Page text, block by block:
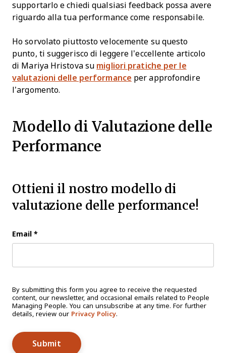
supportarlo e chiedi qualsiasi feedback possa avere
riguardo alla tua performance come responsabile.
Ho sorvolato piuttosto velocemente su questo
punto, ti suggerisco di leggere l’eccellente articolo
di Mariya Hristova su migliori pratiche per le
valutazioni delle performance per approfondire
l’argomento.
Modello di Valutazione delle
Performance
Ottieni il nostro modello di
valutazione delle performance!
Email *
By submitting this form you agree to receive the requested
content, our newsletter, and occasional emails related to People
Managing People. You can unsubscribe at any time. For further
details, review our Privacy Policy.